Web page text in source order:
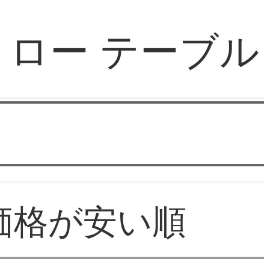
華やか家具
ロー テーブル
格が安い順